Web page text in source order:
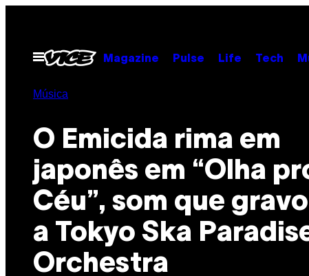
contentOpen
Menu
Magazine Pulse Life Tech
Música
O Emicida rima em
japonês em “Olha
Céu”, som que
a Tokyo Ska
Orchestra